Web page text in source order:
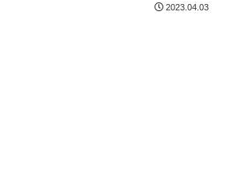
2023.04.03